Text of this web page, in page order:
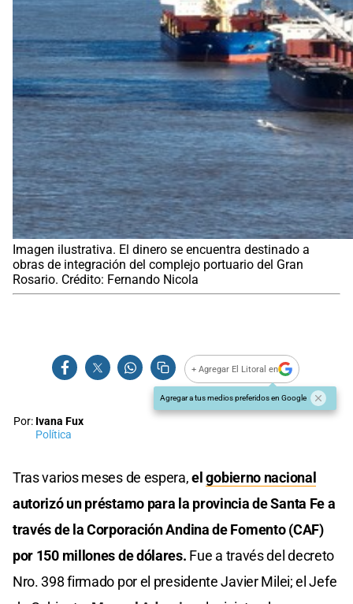
Imagen ilustrativa. El dinero se encuentra destinado a
obras de integración del complejo portuario del Gran
Rosario. Crédito: Fernando Nicola
+ Agregar El Litoral en
Agregar a tus medios preferidos en Google
Por: Ivana Fux
Política
Tras varios meses de espera,elgobierno nacional
autorizó un préstamo para la provincia de Santa Fe a
través de la Corporación Andina de Fomento (CAF)
por 150 millones de dólares. Fue a través del decreto
Nro. 398 firmado por el presidente Javier Milei; el Jefe